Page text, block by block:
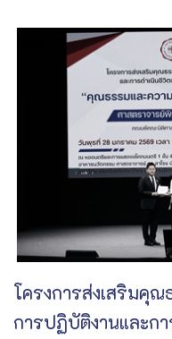
โครงการส่งเสริมคุ
การปฏิบัติงานและก